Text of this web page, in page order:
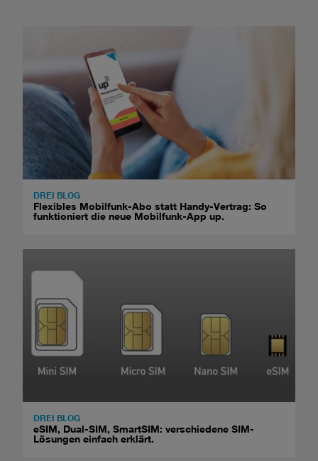
DREI BLOG
Flexibles Mobilfunk-Abo statt Handy-Vertrag: So
funktioniert die neue Mobilfunk-App up.
DREI BLOG
eSIM, Dual-SIM, SmartSIM: verschiedene SIM-
Lösungen einfach erklärt.